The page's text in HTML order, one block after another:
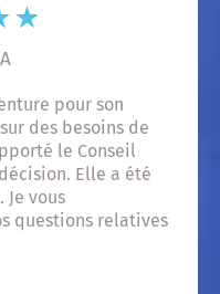
pour son
des besoins de
le Conseil
Elle a été
vous
questions relatives